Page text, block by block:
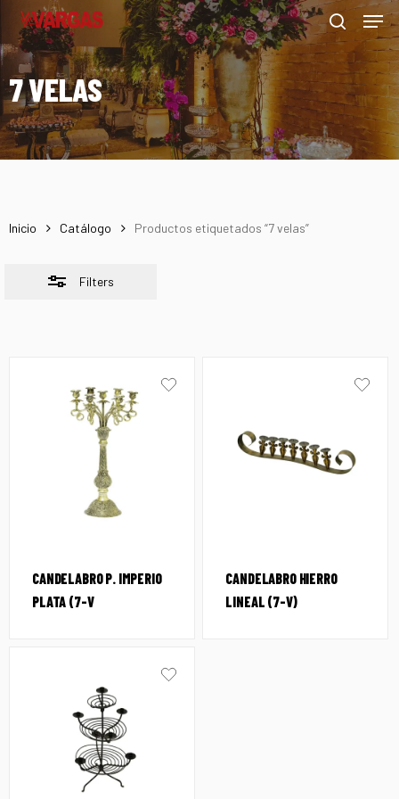
Skip
main
content
search
Menu
7 VELAS
Inicio Catálogo Productos etiquetados “7 velas”
Filters
Close
Filters
CANDELABRO P. IMPERIO
PLATA (7-V
CANDELABRO HIERRO
LINEAL (7-V)
Menu